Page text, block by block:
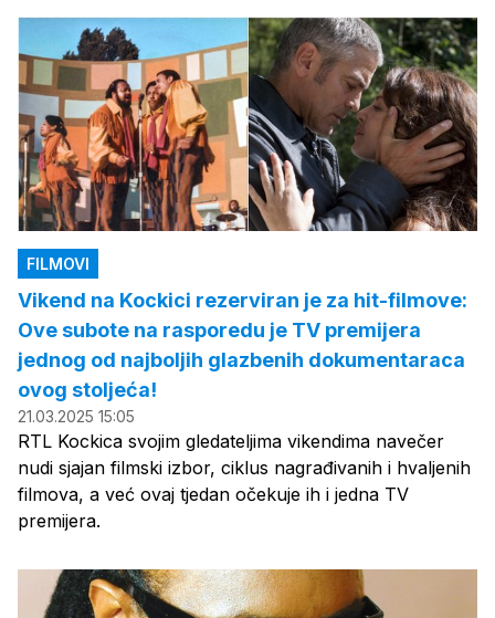
FILMOVI
Vikend na Kockici rezerviran je za hit-filmove:
Ove subote na rasporedu je TV premijera
jednog od najboljih glazbenih dokumentaraca
ovog stoljeća!
21.03.2025 15:05
RTL Kockica svojim gledateljima vikendima navečer
nudi sjajan filmski izbor, ciklus nagrađivanih i hvaljenih
filmova, a već ovaj tjedan očekuje ih i jedna TV
premijera.